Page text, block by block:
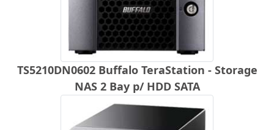
TS5210DN0602 Buffalo TeraStation - Storage
NAS 2 Bay p/ HDD SATA